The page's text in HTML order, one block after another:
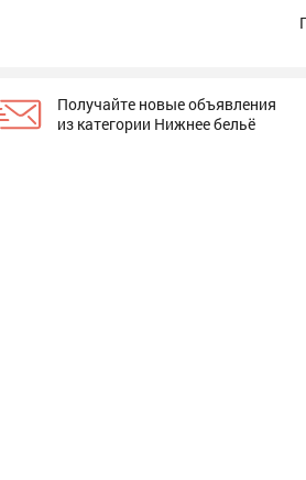
Получайте новые объявления
из категории Нижнее бельё